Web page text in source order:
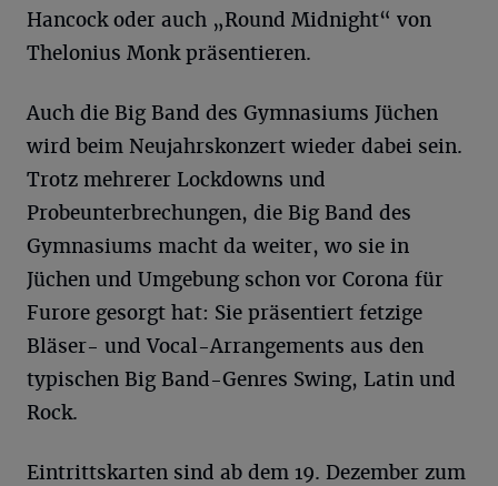
Hancock oder auch „Round Midnight“ von
Thelonius Monk präsentieren.
Auch die Big Band des Gymnasiums Jüchen
wird beim Neujahrskonzert wieder dabei sein.
Trotz mehrerer Lockdowns und
Probeunterbrechungen, die Big Band des
Gymnasiums macht da weiter, wo sie in
Jüchen und Umgebung schon vor Corona für
Furore gesorgt hat: Sie präsentiert fetzige
Bläser- und Vocal-Arrangements aus den
typischen Big Band-Genres Swing, Latin und
Rock.
Eintrittskarten sind ab dem 19. Dezember zum